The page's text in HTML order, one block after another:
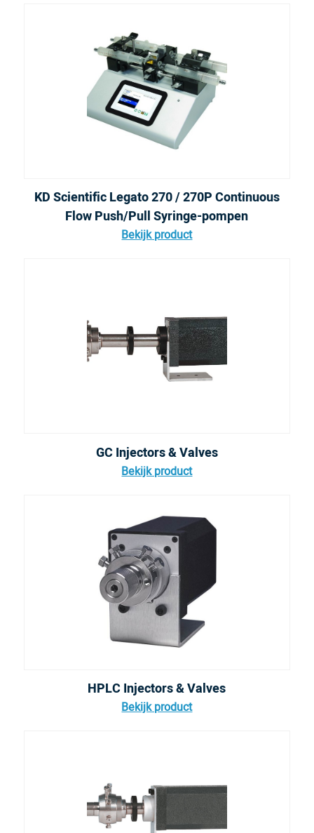
KD Scientific Legato 270 / 270P Continuous
Flow Push/Pull Syringe-pompen
Bekijk product
GC Injectors & Valves
Bekijk product
HPLC Injectors & Valves
Bekijk product